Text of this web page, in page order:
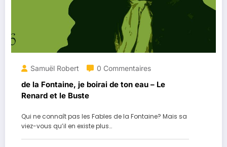
Samuël Robert 0 Commentaires
de la Fontaine, je boirai de ton eau – Le
Renard et le Buste
Qui ne connaît pas les Fables de la Fontaine? Mais sa
viez-vous qu’il en existe plus…